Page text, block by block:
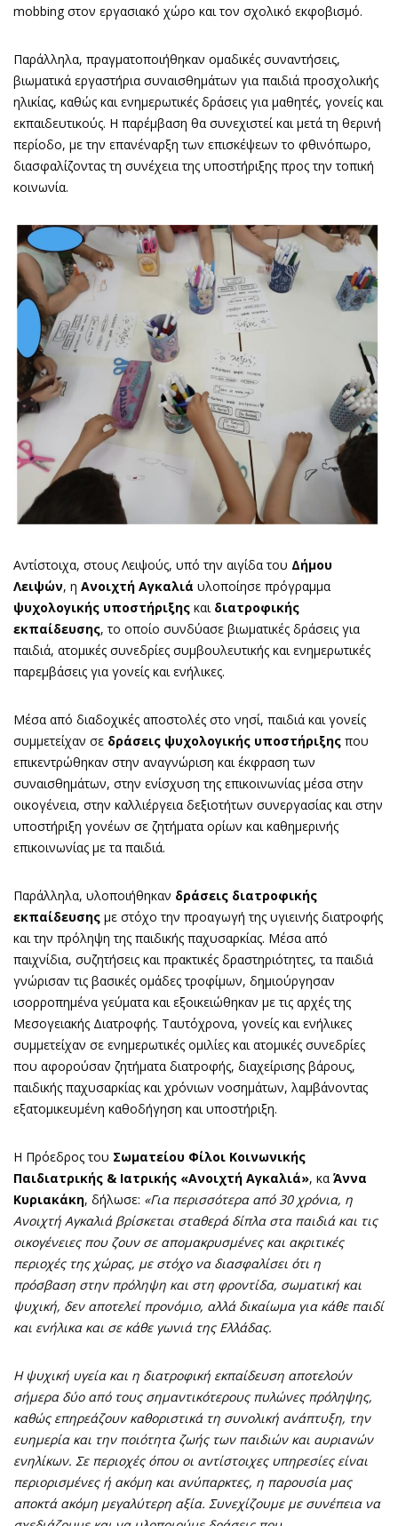
mobbing στον εργασιακό χώρο και τον σχολικό εκφοβισμό.
Παράλληλα, πραγματοποιήθηκαν ομαδικές συναντήσεις,
βιωματικά εργαστήρια συναισθημάτων για παιδιά προσχολικής
ηλικίας, καθώς και ενημερωτικές δράσεις για μαθητές, γονείς και
εκπαιδευτικούς. Η παρέμβαση θα συνεχιστεί και μετά τη θερινή
περίοδο, με την επανέναρξη των επισκέψεων το φθινόπωρο,
διασφαλίζοντας τη συνέχεια της υποστήριξης προς την τοπική
κοινωνία.
Αντίστοιχα, στους Λειψούς, υπό την αιγίδα του Δήμου
Λειψών, η Ανοιχτή Αγκαλιά υλοποίησε πρόγραμμα
ψυχολογικής υποστήριξης και διατροφικής
εκπαίδευσης, το οποίο συνδύασε βιωματικές δράσεις για
παιδιά, ατομικές συνεδρίες συμβουλευτικής και ενημερωτικές
παρεμβάσεις για γονείς και ενήλικες.
Μέσα από διαδοχικές αποστολές στο νησί, παιδιά και γονείς
συμμετείχαν σε δράσεις ψυχολογικής υποστήριξης που
επικεντρώθηκαν στην αναγνώριση και έκφραση των
συναισθημάτων, στην ενίσχυση της επικοινωνίας μέσα στην
οικογένεια, στην καλλιέργεια δεξιοτήτων συνεργασίας και στην
υποστήριξη γονέων σε ζητήματα ορίων και καθημερινής
επικοινωνίας με τα παιδιά.
Παράλληλα, υλοποιήθηκαν δράσεις διατροφικής
εκπαίδευσης με στόχο την προαγωγή της υγιεινής διατροφής
και την πρόληψη της παιδικής παχυσαρκίας. Μέσα από
παιχνίδια, συζητήσεις και πρακτικές δραστηριότητες, τα παιδιά
γνώρισαν τις βασικές ομάδες τροφίμων, δημιούργησαν
ισορροπημένα γεύματα και εξοικειώθηκαν με τις αρχές της
Μεσογειακής Διατροφής. Ταυτόχρονα, γονείς και ενήλικες
συμμετείχαν σε ενημερωτικές ομιλίες και ατομικές συνεδρίες
που αφορούσαν ζητήματα διατροφής, διαχείρισης βάρους,
παιδικής παχυσαρκίας και χρόνιων νοσημάτων, λαμβάνοντας
εξατομικευμένη καθοδήγηση και υποστήριξη.
Η Πρόεδρος του Σωματείου Φίλοι Κοινωνικής
Παιδιατρικής & Ιατρικής «Ανοιχτή Αγκαλιά», κα Άννα
Κυριακάκη, δήλωσε: «Για περισσότερα από 30 χρόνια, η
Ανοιχτή Αγκαλιά βρίσκεται σταθερά δίπλα στα παιδιά και τις
οικογένειες που ζουν σε απομακρυσμένες και ακριτικές
περιοχές της χώρας, με στόχο να διασφαλίσει ότι η
πρόσβαση στην πρόληψη και στη φροντίδα, σωματική και
ψυχική, δεν αποτελεί προνόμιο, αλλά δικαίωμα για κάθε παιδί
και ενήλικα και σε κάθε γωνιά της Ελλάδας.
Η ψυχική υγεία και η διατροφική εκπαίδευση αποτελούν
σήμερα δύο από τους σημαντικότερους πυλώνες πρόληψης,
καθώς επηρεάζουν καθοριστικά τη συνολική ανάπτυξη, την
ευημερία και την ποιότητα ζωής των παιδιών και αυριανών
ενηλίκων. Σε περιοχές όπου οι αντίστοιχες υπηρεσίες είναι
περιορισμένες ή ακόμη και ανύπαρκτες, η παρουσία μας
αποκτά ακόμη μεγαλύτερη αξία. Συνεχίζουμε με συνέπεια να